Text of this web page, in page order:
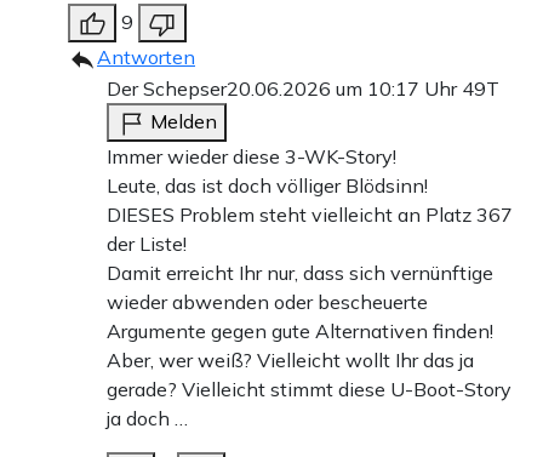
9
Antworten
Der Schepser20.06.2026 um 10:17 Uhr 49T
Melden
Immer wieder diese 3-WK-Story!
Leute, das ist doch völliger Blödsinn!
DIESES Problem steht vielleicht an Platz 367
der Liste!
Damit erreicht Ihr nur, dass sich vernünftige
wieder abwenden oder bescheuerte
Argumente gegen gute Alternativen finden!
Aber, wer weiß? Vielleicht wollt Ihr das ja
gerade? Vielleicht stimmt diese U-Boot-Story
ja doch …